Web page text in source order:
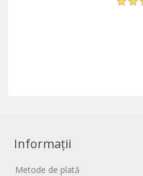
Informații
Metode de plată